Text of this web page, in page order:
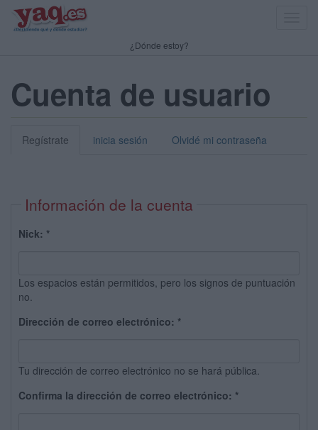
¿Dónde estoy?
Cuenta de usuario
Regístrate inicia sesión Olvidé mi contraseña
Información de la cuenta
Nick: *
Los espacios están permitidos, pero los signos de puntuación
no.
Dirección de correo electrónico: *
Tu dirección de correo electrónico no se hará pública.
Confirma la dirección de correo electrónico: *